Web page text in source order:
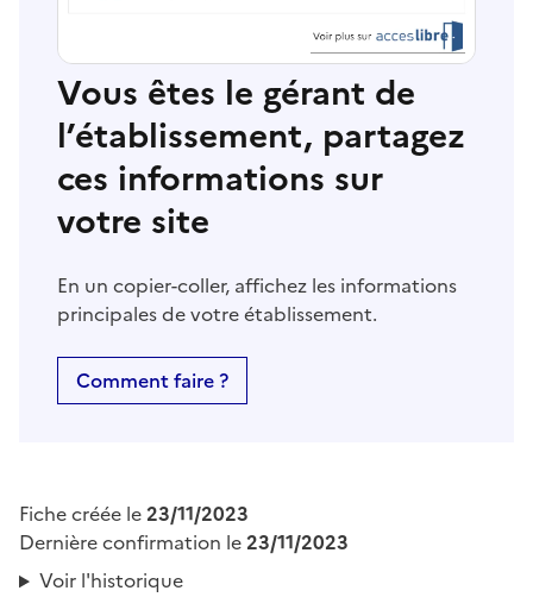
Vous êtes le gérant de
l’établissement, partagez
ces informations sur
votre site
En un copier-coller, affichez les informations
principales de votre établissement.
Comment faire ?
Fiche créée le23/11/2023
Dernière confirmation le23/11/2023
Voir l'historique